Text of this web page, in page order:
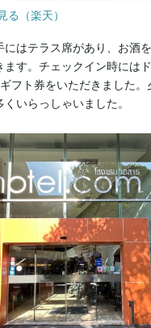
る（楽天）
にはテラス席があり、お酒
ます。チェックイン時には
フト券をいただきました
いらっしゃいました。